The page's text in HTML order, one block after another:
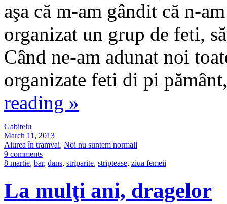
aşa că m-am gândit că n-
organizat un grup de feti,
Când ne-am adunat noi
organizate feti di pi
reading »
Gabitelu
March 11, 2013
Aiurea în tramvai, Noi nu suntem normali
9 comments
8 martie, bar, dans, striparite, striptease, ziua femeii
La mulţi ani, dragelor